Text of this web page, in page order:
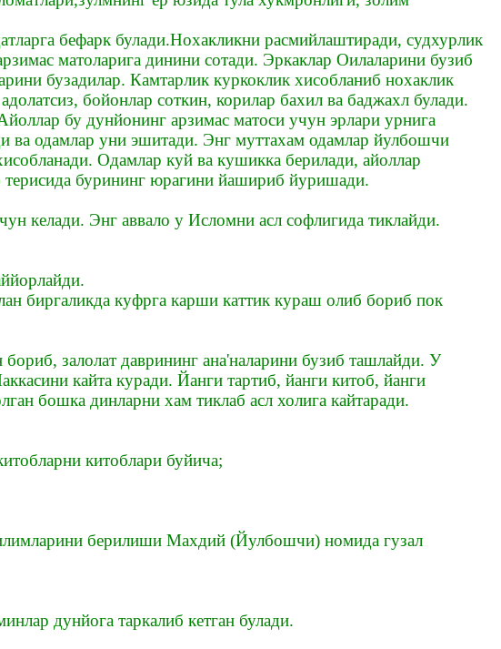
бефарк булади.Нохакликни расмийлаштиради, судхурлик
матоларига динини сотади. Эркаклар Оилаларини бузиб
бузадилар. Камтарлик куркоклик хисобланиб нохаклик
бойонлар соткин, корилар бахил ва баджахл булади.
бу дунйонинг арзимас матоси учун эрлари урнига
ва одамлар уни эшитади. Энг муттахам одамлар йулбошчи
Одамлар куй ва кушикка берилади, айоллар
терисида бурининг юрагини йашириб йуришади.
келади. Энг аввало у Исломни асл софлигида тиклайди.
биргаликда куфрга карши каттик кураш олиб бориб пок
залолат даврининг ана'наларини бузиб ташлайди. У
кайта куради. Йанги тартиб, йанги китоб, йанги
бошка динларни хам тиклаб асл холига кайтаради.
китоблари буйича;
берилиши Махдий (Йулбошчи) номида гузал
дунйога таркалиб кетган булади.